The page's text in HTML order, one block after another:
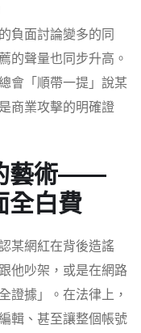
負面討論變多的同
的聲量也同步升高。
會「順帶一提」說某
商業攻擊的明確證
藝術——
全白費
某網紅在背後造謠
他吵架，或是在網路
證據」。在法律上，
輯、甚至讓整個帳號